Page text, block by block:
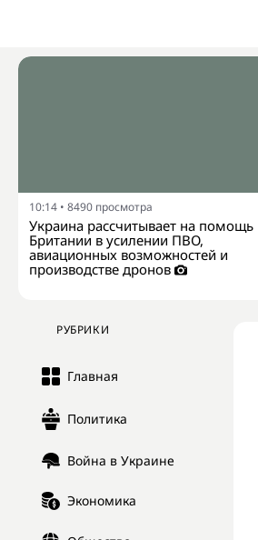
10:14 • 8490 просмотра
Украина рассчитывает на помощь
Британии в усилении ПВО,
авиационных возможностей и
производстве дронов
РУБРИКИ
Главная
Политика
Война в Украине
Экономика